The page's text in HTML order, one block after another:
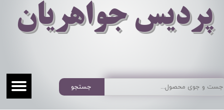
​​​​پردیس جواهریان
جستجو